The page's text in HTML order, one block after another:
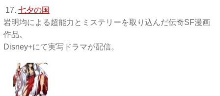
17. 七夕の国
岩明均による超能力とミステリーを取り込んだ伝奇SF漫画
作品。
Disney+にて実写ドラマが配信。